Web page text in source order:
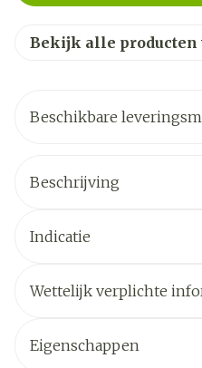
Bekijk alle producten
Beschikbare
Beschrijving
Indicatie
Wettelijk verplichte
Eigenschappen